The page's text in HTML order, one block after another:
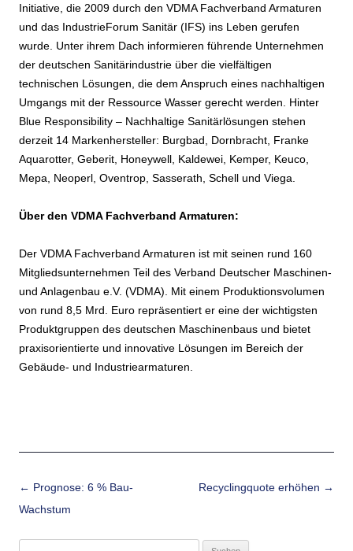
Initiative, die 2009 durch den VDMA Fachverband Armaturen
und das IndustrieForum Sanitär (IFS) ins Leben gerufen
wurde. Unter ihrem Dach informieren führende Unternehmen
der deutschen Sanitärindustrie über die vielfältigen
technischen Lösungen, die dem Anspruch eines nachhaltigen
Umgangs mit der Ressource Wasser gerecht werden. Hinter
Blue Responsibility – Nachhaltige Sanitärlösungen stehen
derzeit 14 Markenhersteller: Burgbad, Dornbracht, Franke
Aquarotter, Geberit, Honeywell, Kaldewei, Kemper, Keuco,
Mepa, Neoperl, Oventrop, Sasserath, Schell und Viega.
Über den VDMA Fachverband Armaturen:
Der VDMA Fachverband Armaturen ist mit seinen rund 160
Mitgliedsunternehmen Teil des Verband Deutscher Maschinen-
und Anlagenbau e.V. (VDMA). Mit einem Produktionsvolumen
von rund 8,5 Mrd. Euro repräsentiert er eine der wichtigsten
Produktgruppen des deutschen Maschinenbaus und bietet
praxisorientierte und innovative Lösungen im Bereich der
Gebäude- und Industriearmaturen.
Beitrags-Navigation
← Prognose: 6 % Bau-
Wachstum
Recyclingquote erhöhen →